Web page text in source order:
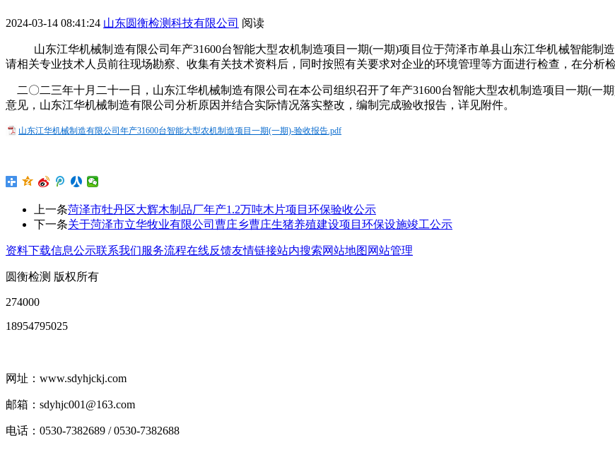
2024-03-14 08:41:24 山东圆衡检测科技有限公司 阅读
山东江华机械制造有限公司年产31600台智能大型农机制造项目一期(一期)项目位于菏泽市单县山东江华机械智能制
请相关专业技术人员前往现场勘察、收集有关技术资料后，同时按照有关要求对企业的环境管理等方面进行检查，在分析
二〇二三年十月 二十一 日， 山东江华机械制造有限公司 在本公司组织召开了年产31600台智能大型农机制造项目一期(一期
意见， 山东江华机械制造有限公司 分析原因并结合实际情况落实整改，编制完成验收报告，详见附件。
山东江华机械制造有限公司年产31600台智能大型农机制造项目一期(一期)-验收报告.pdf
上一条菏泽市牡丹区大辉木制品厂年产1.2万吨木片项目环保验收公示
下一条关于菏泽市立华牧业有限公司曹庄乡曹庄生猪养殖建设项目环保设施竣工公示
资料下载信息公示联系我们服务流程在线反馈友情链接站内搜索网站地图 网站管理
圆衡检测 版权所有
274000
18954795025
网址：www.sdyhjckj.com
邮箱：sdyhjc001@163.com
电话：0530-7382689 / 0530-7382688